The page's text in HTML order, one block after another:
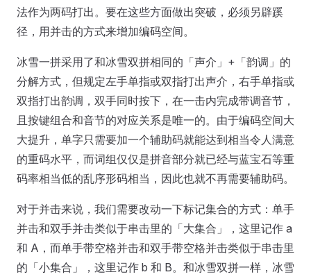
法作为两码打出。要在这些方面做出突破，必须另辟蹊
径，用并击的方式来增加编码空间。
冰雪一拼采用了和冰雪双拼相同的「声介」+「韵调」的
分解方式，但规定左手单指或双指打出声介，右手单指或
双指打出韵调，双手同时按下，在一击内完成带调音节，
且按键组合和音节的对应关系是唯一的。由于编码空间大
大提升，单字只需要加一个辅助码就能达到相当令人满意
的重码水平，而词组仅仅是拼音部分就已经与蓝宝石等重
码率相当低的乱序形码相当，因此也就不再需要辅助码。
对于并击来说，我们需要改动一下标记集合的方式：单手
并击和双手并击类似于串击里的「大集合」，这里记作 a
和 A，而单手带空格并击和双手带空格并击类似于串击里
的「小集合」，这里记作 b 和 B。和冰雪双拼一样，冰雪